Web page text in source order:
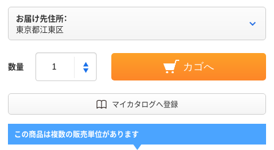
お届け先住所：
東京都江東区
数量 カゴへ
マイカタログへ登録
この商品は複数の販売単位があります